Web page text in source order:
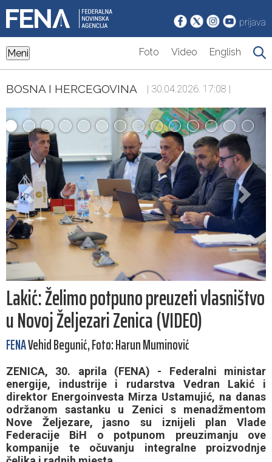
prijava
Meni Foto Video English
BOSNA I HERCEGOVINA | 30.04.2026. 17:08 |
Lakić: Želimo potpuno preuzeti vlasništvo
u Novoj Željezari Zenica (VIDEO)
FENAVehid Begunić, Foto: Harun Muminović
ZENICA, 30. aprila (FENA) - Federalni ministar
energije, industrije i rudarstva Vedran Lakić i
direktor Energoinvesta Mirza Ustamujić, na danas
održanom sastanku u Zenici s menadžmentom
Nove Željezare, jasno su iznijeli plan Vlade
Federacije BiH o potpunom preuzimanju ove
kompanije te očuvanju integralne proizvodnje